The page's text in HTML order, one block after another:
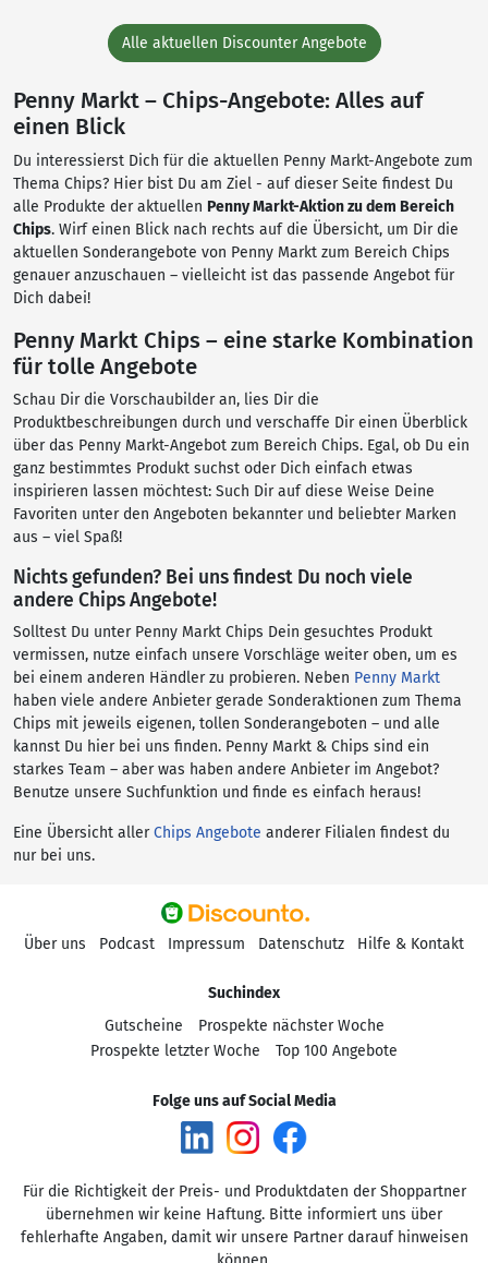
Alle aktuellen Discounter Angebote
Penny Markt – Chips-Angebote: Alles auf
einen Blick
Du interessierst Dich für die aktuellen Penny Markt-Angebote zum
Thema Chips? Hier bist Du am Ziel - auf dieser Seite findest Du
alle Produkte der aktuellen Penny Markt-Aktion zu dem Bereich
Chips. Wirf einen Blick nach rechts auf die Übersicht, um Dir die
aktuellen Sonderangebote von Penny Markt zum Bereich Chips
genauer anzuschauen – vielleicht ist das passende Angebot für
Dich dabei!
Penny Markt Chips – eine starke Kombination
für tolle Angebote
Schau Dir die Vorschaubilder an, lies Dir die
Produktbeschreibungen durch und verschaffe Dir einen Überblick
über das Penny Markt-Angebot zum Bereich Chips. Egal, ob Du ein
ganz bestimmtes Produkt suchst oder Dich einfach etwas
inspirieren lassen möchtest: Such Dir auf diese Weise Deine
Favoriten unter den Angeboten bekannter und beliebter Marken
aus – viel Spaß!
Nichts gefunden? Bei uns findest Du noch viele
andere Chips Angebote!
Solltest Du unter Penny Markt Chips Dein gesuchtes Produkt
vermissen, nutze einfach unsere Vorschläge weiter oben, um es
bei einem anderen Händler zu probieren. Neben Penny Markt
haben viele andere Anbieter gerade Sonderaktionen zum Thema
Chips mit jeweils eigenen, tollen Sonderangeboten – und alle
kannst Du hier bei uns finden. Penny Markt & Chips sind ein
starkes Team – aber was haben andere Anbieter im Angebot?
Benutze unsere Suchfunktion und finde es einfach heraus!
Eine Übersicht allerChips Angebote anderer Filialen findest du
nur bei uns.
Über uns Podcast Impressum Datenschutz Hilfe & Kontakt
Suchindex
Gutscheine
Prospekte nächster Woche
Prospekte letzter Woche
Top 100 Angebote
Folge uns auf Social Media
Für die Richtigkeit der Preis- und Produktdaten der Shoppartner
übernehmen wir keine Haftung. Bitte informiert uns über
fehlerhafte Angaben, damit wir unsere Partner darauf hinweisen